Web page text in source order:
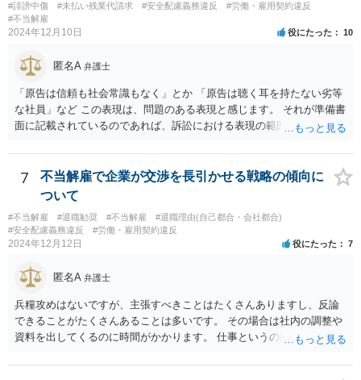
#誹謗中傷 #未払い残業代請求 #安全配慮義務違反
#労働・雇用契約違反
#不当解雇
2024年12月10日 役にたった 10
匿名A 弁護士
「原告は信頼も社会常識もなく」とか 「原告は聴く耳を持たない劣等
な社員」など この表現は、問題のある表現と感じます。 それが準備書
面に記載されているのであれば、訴訟における表現の範囲を超えてい
7
不当解雇で企業が交渉を長引かせる戦略の傾向に
ついて
#不当解雇 #退職勧奨 #不当解雇
#退職理由(自己都合・会社都合)
#安全配慮義務違反
#労働・雇用契約違反
2024年12月12日 役にたった 7
匿名A 弁護士
兵糧攻めはないですが、主張すべきことはたくさんありますし、反論
できることがたくさんあることは多いです。 その場合は社内の調整や
資料を出してくるのに時間がかかります。 仕事というのは平日の多く
をもっていますので。